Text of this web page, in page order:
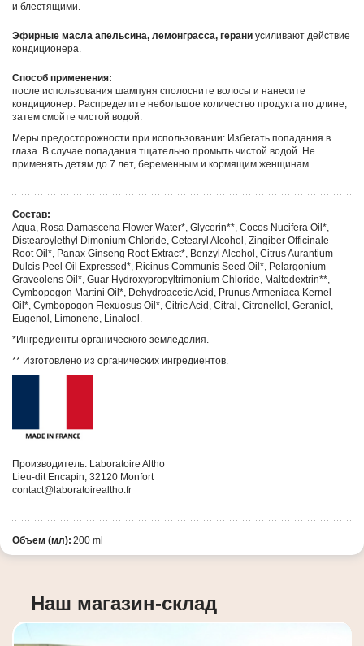
и блестящими.
Эфирные масла апельсина, лемонграсса, герани усиливают действие
кондиционера.
Способ применения:
после использования шампуня сполосните волосы и нанесите
кондиционер. Распределите небольшое количество продукта по длине,
затем смойте чистой водой.
Меры предосторожности при использовании: Избегать попадания в
глаза. В случае попадания тщательно промыть чистой водой. Не
применять детям до 7 лет, беременным и кормящим женщинам.
Состав:
Aqua, Rosa Damascena Flower Water*, Glycerin**, Cocos Nucifera Oil*,
Distearoylethyl Dimonium Chloride, Cetearyl Alcohol, Zingiber Officinale
Root Oil*, Panax Ginseng Root Extract*, Benzyl Alcohol, Citrus Aurantium
Dulcis Peel Oil Expressed*, Ricinus Communis Seed Oil*, Pelargonium
Graveolens Oil*, Guar Hydroxypropyltrimonium Chloride, Maltodextrin**,
Cymbopogon Martini Oil*, Dehydroacetic Acid, Prunus Armeniaca Kernel
Oil*, Cymbopogon Flexuosus Oil*, Citric Acid, Citral, Citronellol, Geraniol,
Eugenol, Limonene, Linalool.
*Ингредиенты органического земледелия.
** Изготовлено из органических ингредиентов.
Производитель: Laboratoire Altho
Lieu-dit Encapin, 32120 Monfort
contact@laboratoirealtho.fr
Объем (мл): 200 ml
Наш магазин-склад